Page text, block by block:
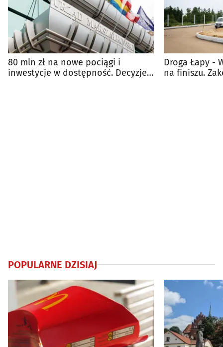
80 mln zł na nowe pociągi i
inwestycje w dostępność. Decyzje
Droga Łapy -
na finiszu.
POPULARNE DZISIAJ